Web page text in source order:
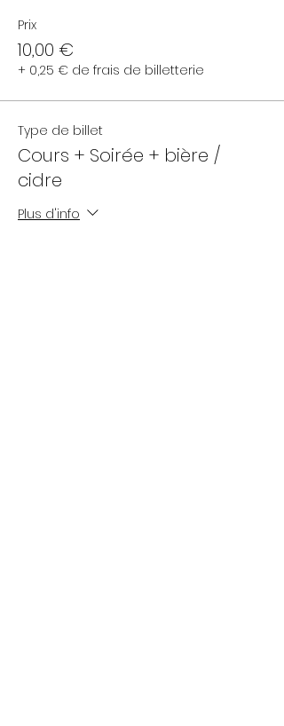
Prix
10,00 €
+ 0,25 € de frais de billetterie
Type de billet
Cours + Soirée + bière /
cidre
Plus d'info